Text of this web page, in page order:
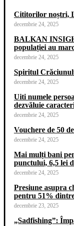
Cititorilor noștri,
decembrie 24, 2025
BALKAN
populației au
decembrie 24, 2025
Spiritul
decembrie 24, 2025
Uiti numele
dezvăluie
decembrie 24, 2025
Vouchere de 50
decembrie 24, 2025
Mai mulți bani
punctului, 6,5 lei
decembrie 24, 2025
Presiune asupra
pentru 51%
decembrie 23, 2025
„Sadfishing”: